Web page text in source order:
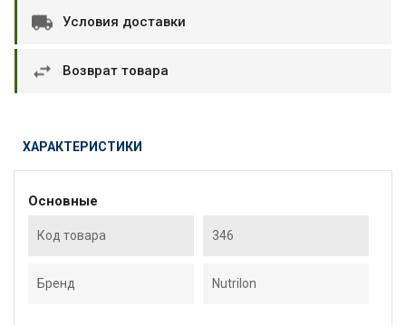
Условия доставки
Возврат товара
ХАРАКТЕРИСТИКИ
Основные
Код товара 346
Бренд Nutrilon